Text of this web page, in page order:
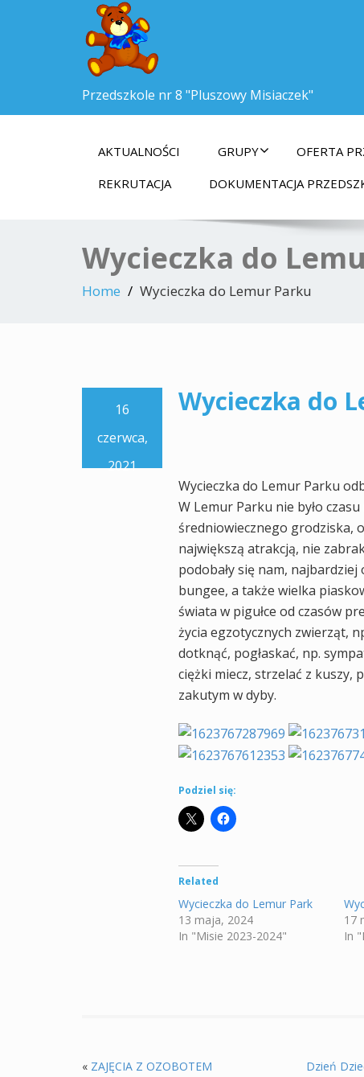
Przedszkole nr 8 "Pluszowy Misiaczek"
AKTUALNOŚCI GRUPY OFERTA
REKRUTACJA
DOKUMENTACJA
Wycieczka do
Home Wycieczka do Lemur Parku
16
czerwca,
2021
Wycieczka do
Wycieczka do Lemur Parku
W Lemur Parku nie było
średniowiecznego grodziska,
największą atrakcją, nie
podobały się nam,
bungee, a także wielka
świata w pigułce od czasów
życia egzotycznych zwierząt,
dotknąć, pogłaskać, np.
ciężki miecz, strzelać z kuszy,
zakutym w dyby.
Podziel się:
Related
Wycieczka do Lemur Park
13 maja, 2024
In "Misie 2023-2024"
17
In
« ZAJĘCIA Z OZOBOTEM Dzień